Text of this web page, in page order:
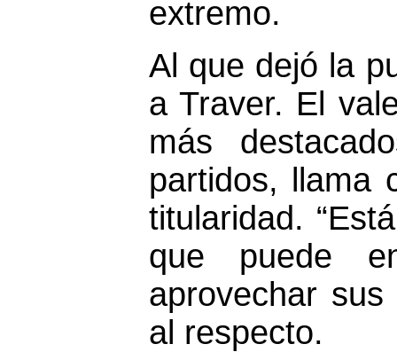
extremo.
Al que dejó la
a Traver. El
más
partidos, llama
titularidad.
que puede
aprovechar sus
al respecto.